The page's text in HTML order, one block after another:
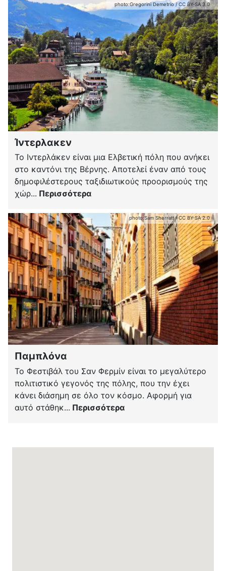
photo:Gregorini Demetrio / CC BY-SA 3.0
Ίντερλακεν
Το Ιντερλάκεν είναι μια Ελβετική πόλη που ανήκει
στο καντόνι της Βέρνης. Αποτελεί έναν από τους
δημοφιλέστερους ταξιδιωτικούς προορισμούς της
χώρ... Περισσότερα
photo:Sam Sherratt /CC BY-SA 2.0
Παμπλόνα
Το Φεστιβάλ του Σαν Φερμίν είναι το μεγαλύτερο
πολιτιστικό γεγονός της πόλης, που την έχει
κάνει διάσημη σε όλο τον κόσμο. Αφορμή για
αυτό στάθηκ... Περισσότερα